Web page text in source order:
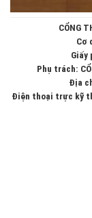
CỔNG
Cơ
Giấy
Phụ trách:
Địa
Điện thoại trực kỹ